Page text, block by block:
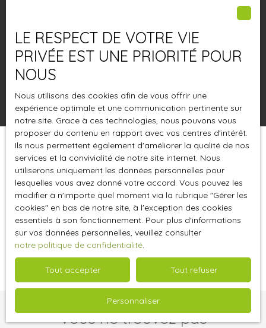
Loyer max (€/mois)
Surface min (m²)
Rechercher
Pertinence Créer une alerte
Aucun résultat
Vous ne trouvez pas
LE RESPECT DE VOTRE VIE
PRIVÉE EST UNE PRIORITÉ POUR
NOUS
Nous utilisons des cookies afin de vous offrir une
expérience optimale et une communication pertinente sur
notre site. Grace à ces technologies, nous pouvons vous
proposer du contenu en rapport avec vos centres d'intérêt.
Ils nous permettent également d'améliorer la qualité de nos
services et la convivialité de notre site internet. Nous
utiliserons uniquement les données personnelles pour
lesquelles vous avez donné votre accord. Vous pouvez les
modifier à n'importe quel moment via la rubrique ″Gérer les
cookies″ en bas de notre site, à l'exception des cookies
essentiels à son fonctionnement. Pour plus d'informations
sur vos données personnelles, veuillez consulter
notre politique de confidentialité.
Tout accepter Tout refuser
Personnaliser